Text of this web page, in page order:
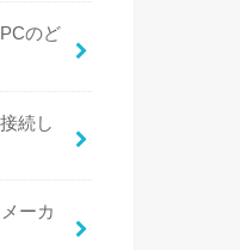
のど
続し
ーカ